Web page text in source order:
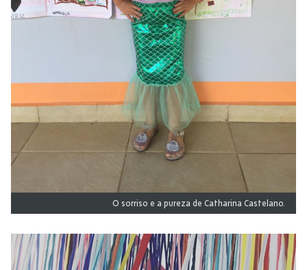
O sorriso e a pureza de Catharina Castelano.